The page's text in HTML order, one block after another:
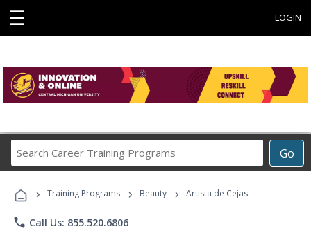
☰ LOGIN
Go
Career
Programs
› Training Programs › Beauty › Artista de Cejas
phone Call Us: 855.520.6806